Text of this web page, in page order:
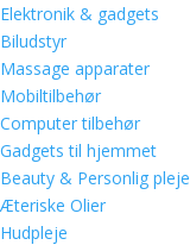
Elektronik & gadgets
Biludstyr
Massage apparater
Mobiltilbehør
Computer tilbehør
Gadgets til hjemmet
Beauty & Personlig pleje
Æteriske Olier
Hudpleje